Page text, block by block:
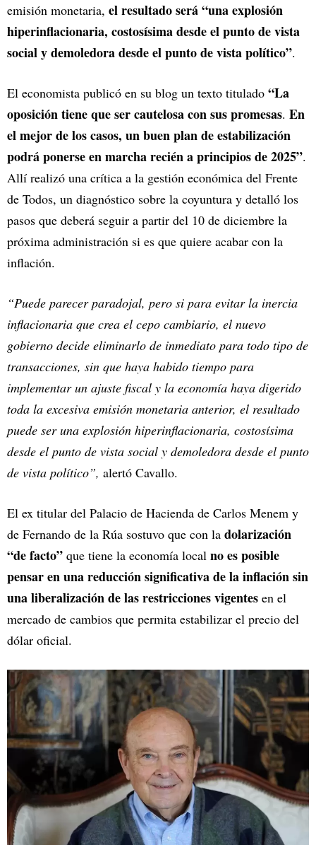
emisión monetaria, el resultado será “una explosión
hiperinflacionaria, costosísima desde el punto de vista
social y demoledora desde el punto de vista político”.
El economista publicó en su blog un texto titulado “La
oposición tiene que ser cautelosa con sus promesas. En
el mejor de los casos, un buen plan de estabilización
podrá ponerse en marcha recién a principios de 2025”.
Allí realizó una crítica a la gestión económica del Frente
de Todos, un diagnóstico sobre la coyuntura y detalló los
pasos que deberá seguir a partir del 10 de diciembre la
próxima administración si es que quiere acabar con la
inflación.
“Puede parecer paradojal, pero si para evitar la inercia
inflacionaria que crea el cepo cambiario, el nuevo
gobierno decide eliminarlo de inmediato para todo tipo de
transacciones, sin que haya habido tiempo para
implementar un ajuste fiscal y la economía haya digerido
toda la excesiva emisión monetaria anterior, el resultado
puede ser una explosión hiperinflacionaria, costosísima
desde el punto de vista social y demoledora desde el punto
de vista político”, alertó Cavallo.
El ex titular del Palacio de Hacienda de Carlos Menem y
de Fernando de la Rúa sostuvo que con la dolarización
“de facto” que tiene la economía local no es posible
pensar en una reducción significativa de la inflación sin
una liberalización de las restricciones vigentes en el
mercado de cambios que permita estabilizar el precio del
dólar oficial.